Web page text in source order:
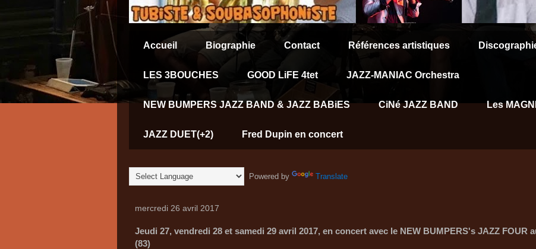
Accueil Biographie Contact Références artistiques
LES 3BOUCHES GOOD LiFE 4tet JAZZ-MANIAC Orchestra
NEW BUMPERS JAZZ BAND & JAZZ BABiES CiNé JAZZ BAND Les
JAZZ DUET(+2) Fred Dupin en concert
Powered by Translate
mercredi 26 avril 2017
Jeudi 27, vendredi 28 et samedi 29 avril 2017, en concert avec le NEW BUMPERS's JAZZ FOUR
(83)